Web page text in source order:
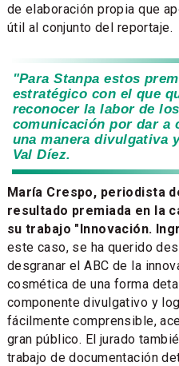
de elaboración propia que
útil al conjunto del reportaje.
"Para Stanpa estos
estratégico con el que
reconocer la labor de
comunicación por dar a
una manera divulgativa
Val Díez.
María Crespo, periodista
resultado premiada en la
su trabajo "Innovación.
este caso, se ha querido
desgranar el ABC de la
cosmética de una forma
componente divulgativo y
fácilmente comprensible,
gran público. El jurado
trabajo de documentación